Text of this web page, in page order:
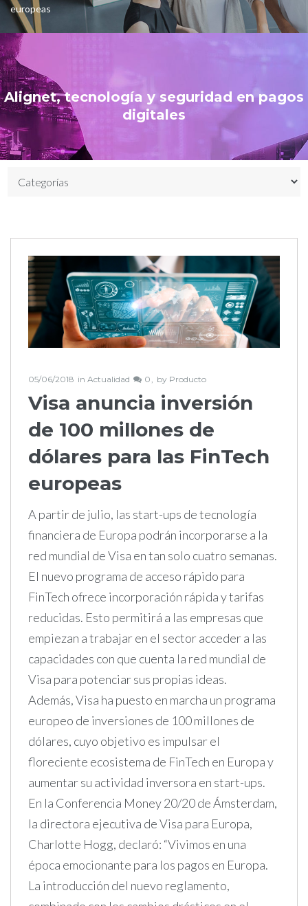
europeas
Alignet, tecnología y seguridad en pagos
digitales
05/06/2018 in Actualidad 0 by Producto
Visa anuncia inversión
de 100 millones de
dólares para las FinTech
europeas
A partir de julio, las start-ups de tecnología
financiera de Europa podrán incorporarse a la
red mundial de Visa en tan solo cuatro semanas.
El nuevo programa de acceso rápido para
FinTech ofrece incorporación rápida y tarifas
reducidas. Esto permitirá a las empresas que
empiezan a trabajar en el sector acceder a las
capacidades con que cuenta la red mundial de
Visa para potenciar sus propias ideas.
Además, Visa ha puesto en marcha un programa
europeo de inversiones de 100 millones de
dólares, cuyo objetivo es impulsar el
floreciente ecosistema de FinTech en Europa y
aumentar su actividad inversora en start-ups.
En la Conferencia Money 20/20 de Ámsterdam,
la directora ejecutiva de Visa para Europa,
Charlotte Hogg, declaró: “Vivimos en una
época emocionante para los pagos en Europa.
La introducción del nuevo reglamento,